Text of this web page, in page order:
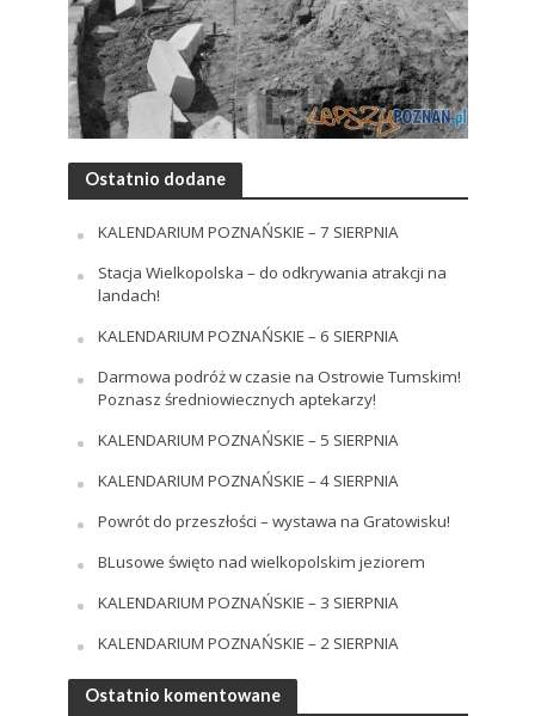
Ostatnio dodane
KALENDARIUM POZNAŃSKIE – 7 SIERPNIA
Stacja Wielkopolska – do odkrywania atrakcji na
landach!
KALENDARIUM POZNAŃSKIE – 6 SIERPNIA
Darmowa podróż w czasie na Ostrowie Tumskim!
Poznasz średniowiecznych aptekarzy!
KALENDARIUM POZNAŃSKIE – 5 SIERPNIA
KALENDARIUM POZNAŃSKIE – 4 SIERPNIA
Powrót do przeszłości – wystawa na Gratowisku!
BLusowe święto nad wielkopolskim jeziorem
KALENDARIUM POZNAŃSKIE – 3 SIERPNIA
KALENDARIUM POZNAŃSKIE – 2 SIERPNIA
Ostatnio komentowane